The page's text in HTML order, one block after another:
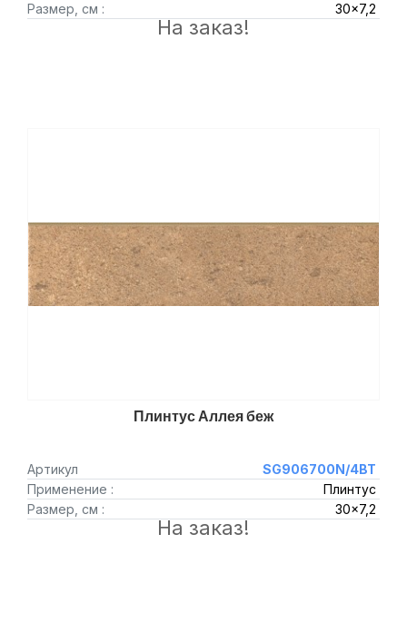
Размер, см :
30x7,2
На заказ!
Плинтус Аллея беж
Артикул
SG906700N/4BT
Применение :
Плинтус
Размер, см :
30x7,2
На заказ!